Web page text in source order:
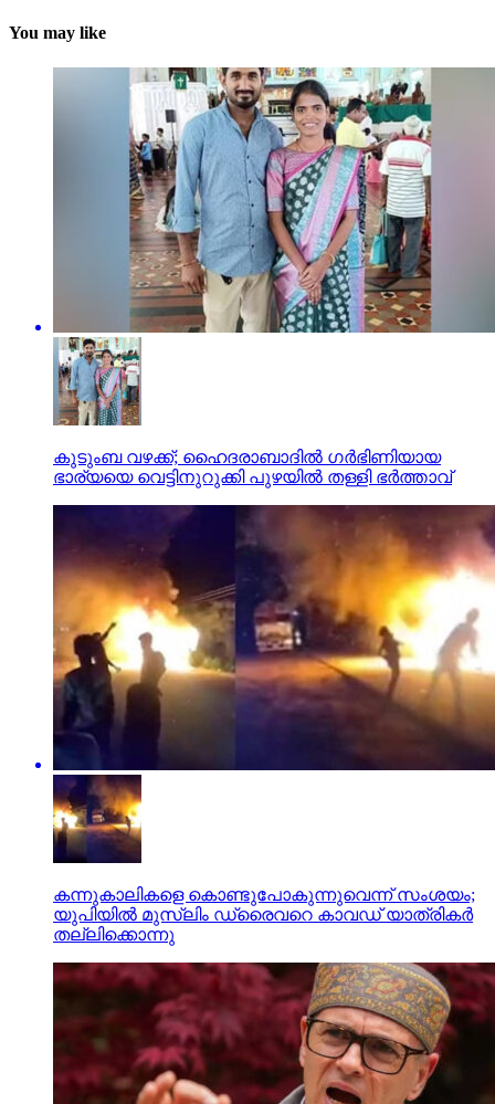
You may like
കുടുംബ വഴക്ക്; ഹൈദരാബാദില്‍ ഗര്‍ഭിണിയായ
ഭാര്യയെ വെട്ടിനുറുക്കി പുഴയില്‍ തള്ളി ഭര്‍ത്താവ്
കന്നുകാലികളെ കൊണ്ടുപോകുന്നുവെന്ന് സംശയം;
യുപിയില്‍ മുസ്‌ലിം ഡ്രൈവറെ കാവഡ് യാത്രികര്‍
തല്ലിക്കൊന്നു